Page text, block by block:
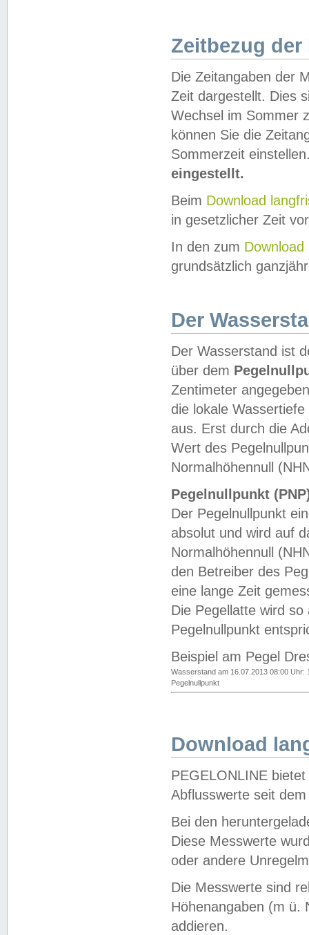
Zeitbezug der
Die Zeitangaben der
Zeit dargestellt. Dies
Wechsel im Sommer
können Sie die
Sommerzeit
eingestellt.
Beim Download
in gesetzlicher Zeit
In den zum Download
grundsätzlich
Der
Der Wasserstand ist
über dem
Zentimeter
die lokale
aus. Erst durch die
Wert des
Normalhöhennull
Pegelnullpunkt
Der Pegelnullpunkt
absolut und wird auf
Normalhöhennull
den Betreiber des
eine lange Zeit
Die Pegellatte wird
Pegelnullpunkt
Beispiel am Pegel
Wasserstand am 16.07.2013 08:00 Uhr:
Pegelnullpunkt
Download
PEGELONLINE
Abflusswerte seit
Bei den
Diese Messwerte
oder andere
Die Messwerte sind
Höhenangaben (m ü.
addieren.